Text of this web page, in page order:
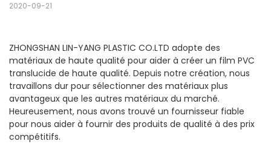
2020-09-21
ZHONGSHAN LIN-YANG PLASTIC CO.LTD adopte des
matériaux de haute qualité pour aider à créer un film PVC
translucide de haute qualité. Depuis notre création, nous
travaillons dur pour sélectionner des matériaux plus
avantageux que les autres matériaux du marché.
Heureusement, nous avons trouvé un fournisseur fiable
pour nous aider à fournir des produits de qualité à des prix
compétitifs.